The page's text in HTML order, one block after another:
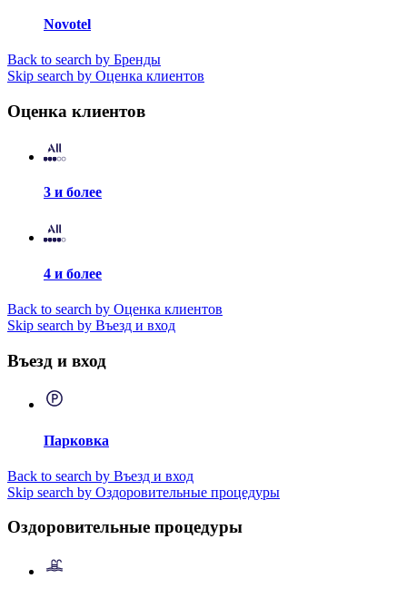
Novotel
Back to search by Бренды
Skip search by Оценка клиентов
Оценка клиентов
3 и более
4 и более
Back to search by Оценка клиентов
Skip search by Въезд и вход
Въезд и вход
Парковка
Back to search by Въезд и вход
Skip search by Оздоровительные процедуры
Оздоровительные процедуры